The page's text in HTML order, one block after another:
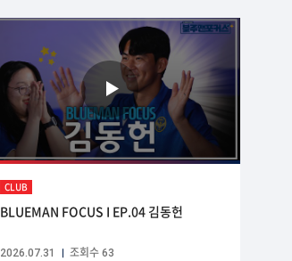
CLUB
BLUEMAN FOCUS I EP.04 김동헌
2026.07.31 조회수 63